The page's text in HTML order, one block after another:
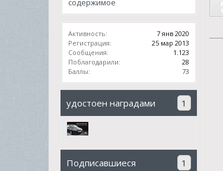
содержимое
Активность:
7 янв 2020
Регистрация:
25 мар 2013
Сообщения:
1.123
Поблагодарили:
28
Баллы:
73
удостоен наградами 1
Подписавшиеся 1